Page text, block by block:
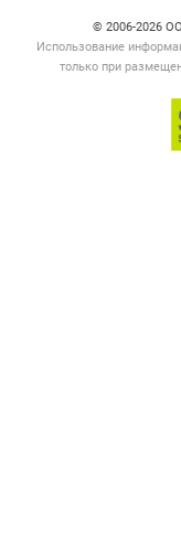
© 2006‑2026
Использование
только при